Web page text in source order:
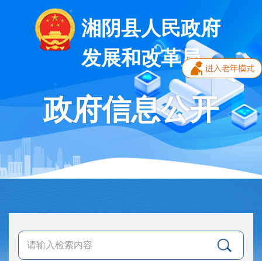
湘阴县人民政府
发展和改革局
政府信息公开